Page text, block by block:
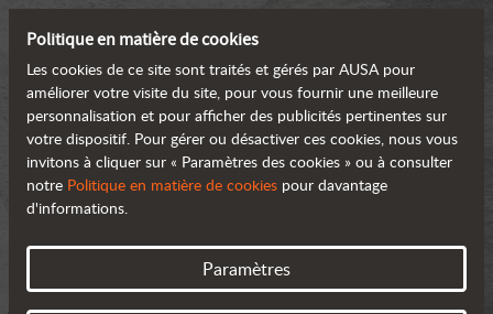
Politique en matière de cookies
Les cookies de ce site sont traités et gérés par AUSA pour
améliorer votre visite du site, pour vous fournir une meilleure
personnalisation et pour afficher des publicités pertinentes sur
votre dispositif. Pour gérer ou désactiver ces cookies, nous vous
invitons à cliquer sur « Paramètres des cookies » ou à consulter
notre Politique en matière de cookies pour davantage
d'informations.
Paramètres